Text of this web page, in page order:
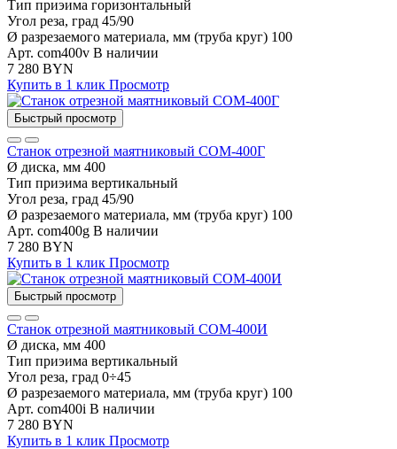
Тип приэима горизонтальный
Угол реза, град 45/90
Ø разрезаемого материала, мм (труба круг) 100
Арт. com400v В наличии
7 280 BYN
Купить в 1 клик Просмотр
Быстрый просмотр
Станок отрезной маятниковый СОМ-400Г
Ø диска, мм 400
Тип приэима вертикальный
Угол реза, град 45/90
Ø разрезаемого материала, мм (труба круг) 100
Арт. com400g В наличии
7 280 BYN
Купить в 1 клик Просмотр
Быстрый просмотр
Станок отрезной маятниковый СОМ-400И
Ø диска, мм 400
Тип приэима вертикальный
Угол реза, град 0÷45
Ø разрезаемого материала, мм (труба круг) 100
Арт. com400i В наличии
7 280 BYN
Купить в 1 клик Просмотр